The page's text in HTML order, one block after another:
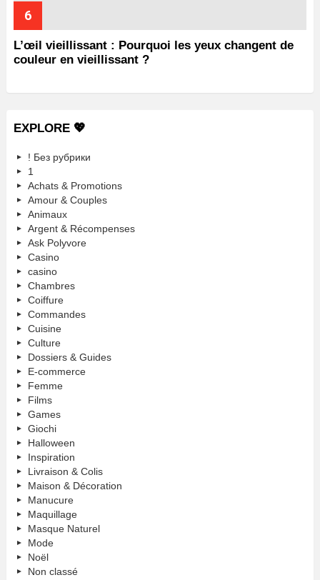
L’œil vieillissant : Pourquoi les yeux changent de
couleur en vieillissant ?
EXPLORE 💖
! Без рубрики
1
Achats & Promotions
Amour & Couples
Animaux
Argent & Récompenses
Ask Polyvore
Casino
casino
Chambres
Coiffure
Commandes
Cuisine
Culture
Dossiers & Guides
E-commerce
Femme
Films
Games
Giochi
Halloween
Inspiration
Livraison & Colis
Maison & Décoration
Manucure
Maquillage
Masque Naturel
Mode
Noël
Non classé